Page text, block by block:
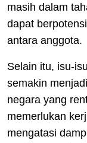
masih dalam
dapat
antara anggota.
Selain itu, isu-
semakin
negara yang
memerlukan
mengatasi